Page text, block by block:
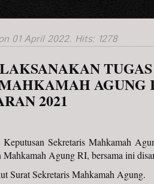
01 April 2022. Hits: 1278
AGUNG
2021
Keputusan Sekretaris Mahkamah
Agung RI, bersama ini
Surat Sekretaris Mahkamah Agung.